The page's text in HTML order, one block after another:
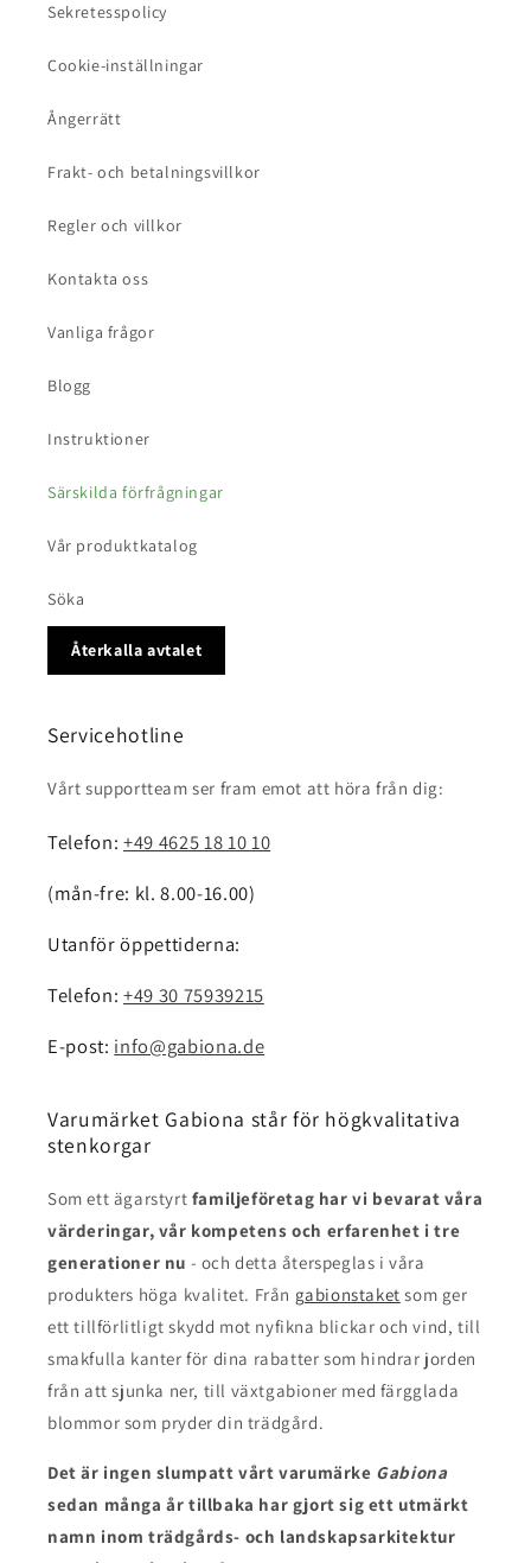
Sekretesspolicy
Cookie-inställningar
Ångerrätt
Frakt- och betalningsvillkor
Regler och villkor
Kontakta oss
Vanliga frågor
Blogg
Instruktioner
Särskilda förfrågningar
Vår produktkatalog
Söka
Återkalla avtalet
Servicehotline
Vårt supportteam ser fram emot att höra från dig:
Telefon: +49 4625 18 10 10
(mån-fre: kl. 8.00-16.00)
Utanför öppettiderna:
Telefon: +49 30 75939215
E-post: info@gabiona.de
Varumärket Gabiona står för högkvalitativa
stenkorgar
Som ett ägarstyrt familjeföretag har vi bevarat våra
värderingar, vår kompetens och erfarenhet i tre
generationer nu - och detta återspeglas i våra
produkters höga kvalitet. Från gabionstaket som ger
ett tillförlitligt skydd mot nyfikna blickar och vind, till
smakfulla kanter för dina rabatter som hindrar jorden
från att sjunka ner, till växtgabioner med färgglada
blommor som pryder din trädgård.
Det är ingen slumpatt vårt varumärke Gabiona
sedan många år tillbaka har gjort sig ett utmärkt
namn inom trädgårds- och landskapsarkitektur